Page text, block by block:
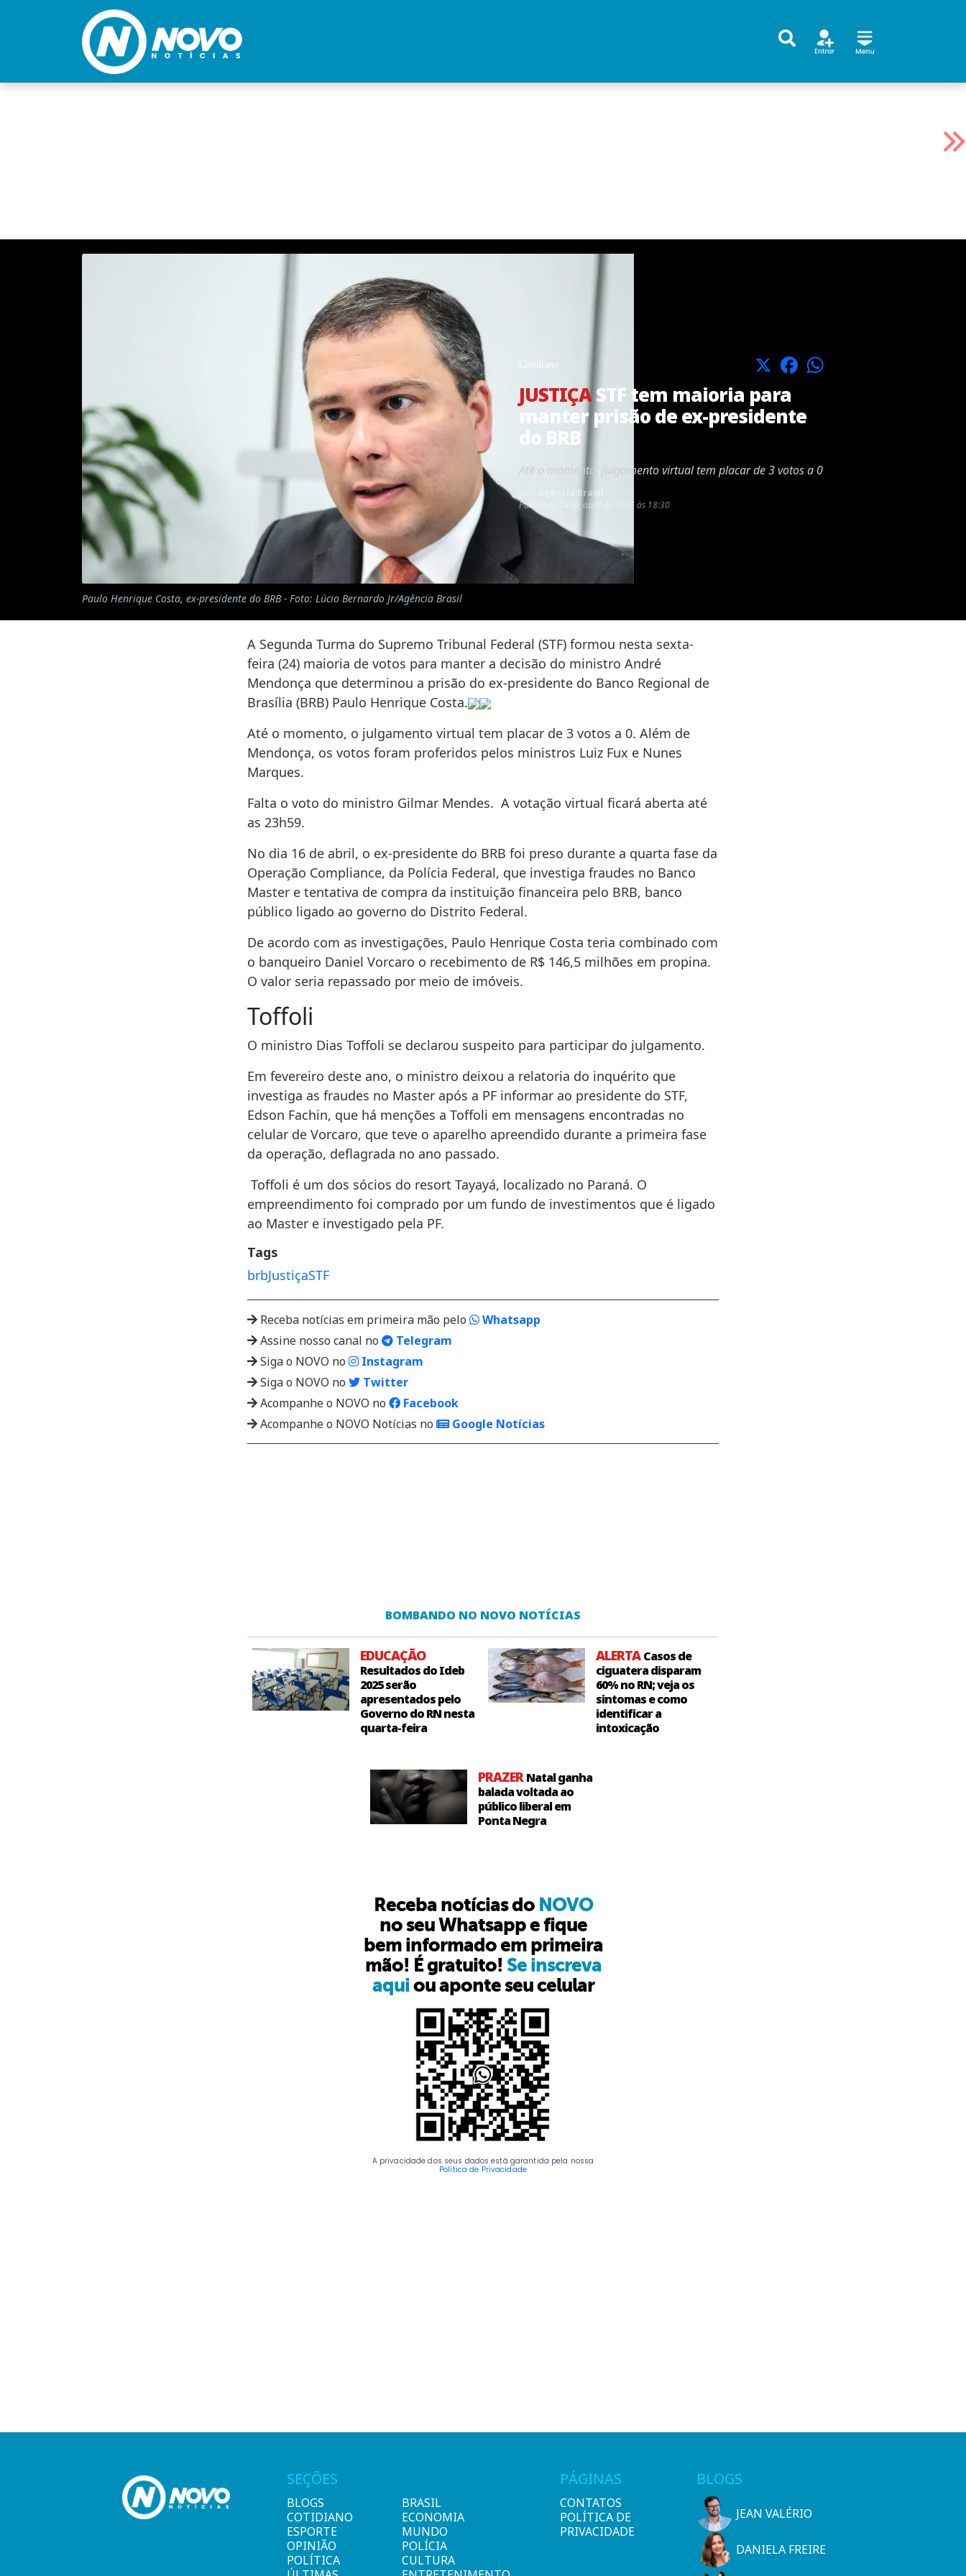
Paulo Henrique Costa, ex-presidente do BRB - Foto: Lúcio Bernardo Jr/Agência Brasil
Cotidiano X Facebook
JUSTIÇASTF tem maioria para
manter prisão de ex-presidente
do BRB
Até o momento, julgamento virtual tem placar de 3 votos a 0
Agência Brasil
Publicado
24 de abril de 2026 às 18:30
A Segunda Turma do Supremo Tribunal Federal (STF) formou nesta sexta-
feira (24) maioria de votos para manter a decisão do ministro André
Mendonça que determinou a prisão do ex-presidente do Banco Regional de
Brasília (BRB) Paulo Henrique Costa.
Até o momento, o julgamento virtual tem placar de 3 votos a 0. Além de
Mendonça, os votos foram proferidos pelos ministros Luiz Fux e Nunes
Marques.
Falta o voto do ministro Gilmar Mendes. A votação virtual ficará aberta até
as 23h59.
No dia 16 de abril, o ex-presidente do BRB foi preso durante a quarta fase da
Operação Compliance, da Polícia Federal, que investiga fraudes no Banco
Master e tentativa de compra da instituição financeira pelo BRB, banco
público ligado ao governo do Distrito Federal.
De acordo com as investigações, Paulo Henrique Costa teria combinado com
o banqueiro Daniel Vorcaro o recebimento de R$ 146,5 milhões em propina.
O valor seria repassado por meio de imóveis.
Toffoli
O ministro Dias Toffoli se declarou suspeito para participar do julgamento.
Em fevereiro deste ano, o ministro deixou a relatoria do inquérito que
investiga as fraudes no Master após a PF informar ao presidente do STF,
Edson Fachin, que há menções a Toffoli em mensagens encontradas no
celular de Vorcaro, que teve o aparelho apreendido durante a primeira fase
da operação, deflagrada no ano passado.
Toffoli é um dos sócios do resort Tayayá, localizado no Paraná. O
empreendimento foi comprado por um fundo de investimentos que é ligado
ao Master e investigado pela PF.
Tags
brbJustiçaSTF
Receba notícias em primeira mão pelo
Whatsapp
Assine nosso canal no
Telegram
Siga o NOVO no
Instagram
Siga o NOVO no
Twitter
Acompanhe o NOVO no
Facebook
Acompanhe o NOVO Notícias no
Google Notícias
BOMBANDO NO NOVO NOTÍCIAS
EDUCAÇÃO
Resultados do Ideb
2025 serão
apresentados pelo
Governo do RN nesta
quarta-feira
ALERTACasos de
ciguatera disparam
60% no RN; veja os
sintomas e como
identificar a
intoxicação
PRAZERNatal ganha
balada voltada ao
público liberal em
Ponta Negra
Receba notícias do NOVO
no seu Whatsapp e fique
bem informado em primeira
mão! É gratuito! Se inscreva
aquiou aponte seu celular
A privacidade dos seus dados está garantida pela nossa
Política de Privacidade
SEÇÕES
BLOGS
BRASIL
COTIDIANO
ECONOMIA
ESPORTE
MUNDO
OPINIÃO
POLÍCIA
POLÍTICA
CULTURA
PÁGINAS
CONTATOS
POLÍTICA DE
PRIVACIDADE
BLOGS
JEAN VALÉRIO
DANIELA FREIRE